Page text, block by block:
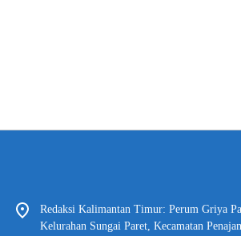
Redaksi Kalimantan Timur: Perum Griya
Kelurahan Sungai Paret, Kecamatan